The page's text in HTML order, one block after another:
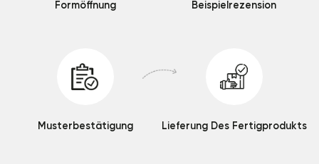
Formöffnung Beispielrezension
Musterbestätigung Lieferung Des Fertigprodukts